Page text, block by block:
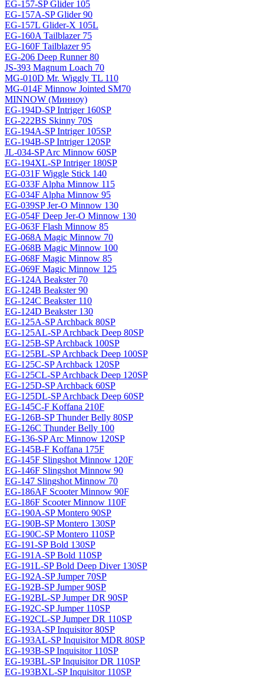
EG-157-SP Glider 105
EG-157A-SP Glider 90
EG-157L Glider-X 105L
EG-160A Tailblazer 75
EG-160F Tailblazer 95
EG-206 Deep Runner 80
JS-393 Magnum Loach 70
MG-010D Mr. Wiggly TL 110
MG-014F Minnow Jointed SM70
MINNOW (Минноу)
EG-194D-SP Intriger 160SP
EG-222BS Skinny 70S
EG-194A-SP Intriger 105SP
EG-194B-SP Intriger 120SP
JL-034-SP Arc Minnow 60SP
EG-194XL-SP Intriger 180SP
EG-031F Wiggle Stick 140
EG-033F Alpha Minnow 115
EG-034F Alpha Minnow 95
EG-039SP Jer-O Minnow 130
EG-054F Deep Jer-O Minnow 130
EG-063F Flash Minnow 85
EG-068A Magic Minnow 70
EG-068B Magic Minnow 100
EG-068F Magic Minnow 85
EG-069F Magiс Minnow 125
EG-124A Beakster 70
EG-124B Beakster 90
EG-124C Beakster 110
EG-124D Beakster 130
EG-125A-SP Archback 80SP
EG-125AL-SP Archback Deep 80SP
EG-125B-SP Archback 100SP
EG-125BL-SP Archback Deep 100SP
EG-125C-SP Archback 120SP
EG-125CL-SP Archback Deep 120SP
EG-125D-SP Archback 60SP
EG-125DL-SP Archback Deep 60SP
EG-145C-F Koffana 210F
EG-126B-SP Thunder Belly 80SP
EG-126C Thunder Belly 100
EG-136-SP Arc Minnow 120SP
EG-145B-F Koffana 175F
EG-145F Slingshot Minnow 120F
EG-146F Slingshot Minnow 90
EG-147 Slingshot Minnow 70
EG-186AF Scooter Minnow 90F
EG-186F Scooter Minnow 110F
EG-190A-SP Montero 90SP
EG-190B-SP Montero 130SP
EG-190C-SP Montero 110SP
EG-191-SP Bold 130SP
EG-191A-SP Bold 110SP
EG-191L-SP Bold Deep Diver 130SP
EG-192A-SP Jumper 70SP
EG-192B-SP Jumper 90SP
EG-192BL-SP Jumper DR 90SP
EG-192C-SP Jumper 110SP
EG-192CL-SP Jumper DR 110SP
EG-193A-SP Inquisitor 80SP
EG-193AL-SP Inquisitor MDR 80SP
EG-193B-SP Inquisitor 110SP
EG-193BL-SP Inquisitor DR 110SP
EG-193BXL-SP Inquisitor 110SP